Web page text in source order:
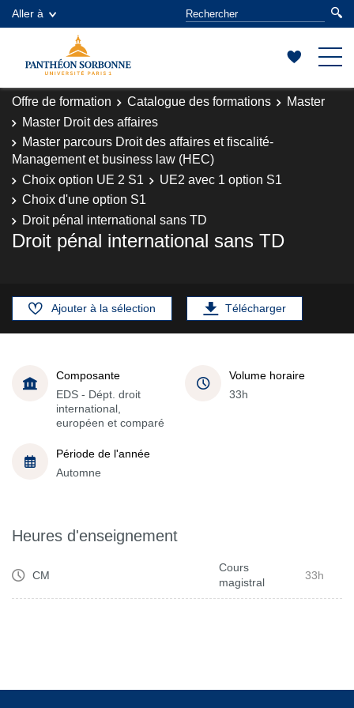
Aller à
Offre de formation Catalogue des formations
Master
Master Droit des affaires
Master parcours Droit des affaires et fiscalité-
Management et business law (HEC)
Choix option UE 2 S1
UE2 avec 1 option S1
Choix d'une option S1
Droit pénal international sans TD
Droit pénal international sans TD
Ajouter à la sélection Télécharger
Composante
EDS - Dépt. droit
international,
européen et comparé
Volume horaire
33h
Période de l'année
Automne
Heures d'enseignement
CM
Cours
magistral
33h